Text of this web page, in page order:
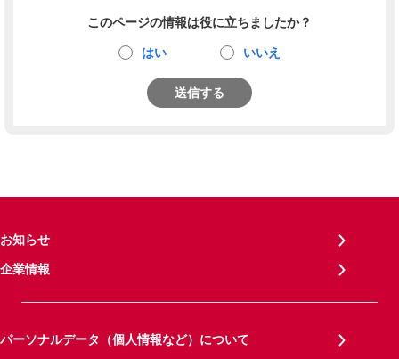
このページの情報は役に立ちましたか？
はい いいえ
送信する
お知らせ
企業情報
パーソナルデータ（個人情報など）について